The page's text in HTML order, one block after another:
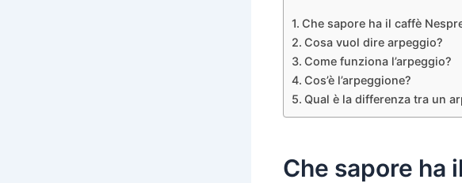
Che sapore ha il caffè
Cosa vuol dire arpeggio?
Come funziona l’arpeggio?
Cos’è l’arpeggione?
Qual è la differenza tra un
Che sapore ha